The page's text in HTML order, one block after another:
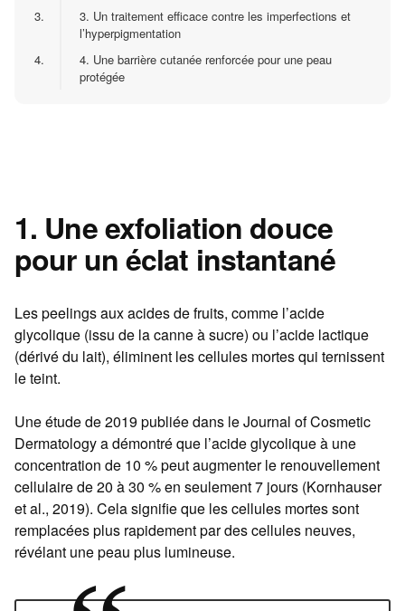
3.
3. Un traitement efficace contre les imperfections et
l’hyperpigmentation
4.
4. Une barrière cutanée renforcée pour une peau
protégée
1. Une exfoliation douce
pour un éclat instantané
Les peelings aux acides de fruits, comme l’acide
glycolique (issu de la canne à sucre) ou l’acide lactique
(dérivé du lait), éliminent les cellules mortes qui ternissent
le teint.
Une étude de 2019 publiée dans le Journal of Cosmetic
Dermatology a démontré que l’acide glycolique à une
concentration de 10 % peut augmenter le renouvellement
cellulaire de 20 à 30 % en seulement 7 jours (Kornhauser
et al., 2019). Cela signifie que les cellules mortes sont
remplacées plus rapidement par des cellules neuves,
révélant une peau plus lumineuse.